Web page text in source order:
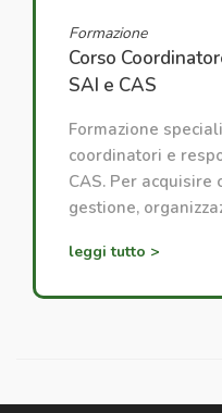
Formazione
Corso
SAI e CAS
Formazione
coordinatori e
CAS. Per acquisire
gestione,
leggi tutto >